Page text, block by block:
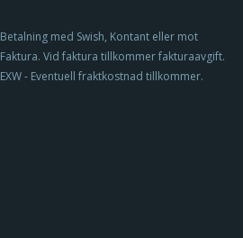
Betalning med Swish, Kontant eller mot
Faktura. Vid faktura tillkommer fakturaavgift.
EXW - Eventuell fraktkostnad tillkommer.